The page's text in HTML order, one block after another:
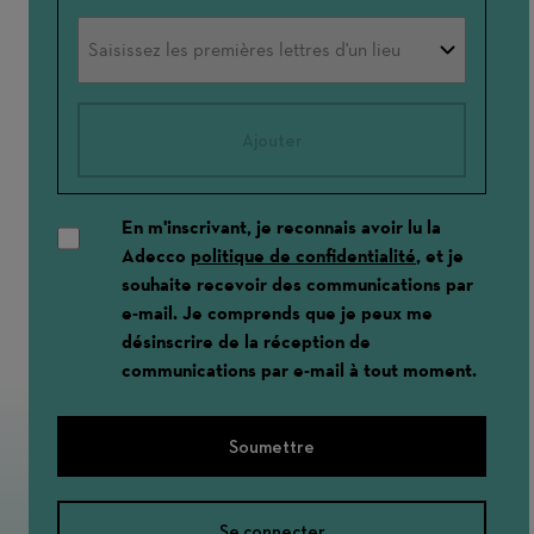
En m'inscrivant, je reconnais avoir lu la
Adecco politique de confidentialité, et je
souhaite recevoir des communications par
e-mail. Je comprends que je peux me
désinscrire de la réception de
communications par e-mail à tout moment.
Soumettre